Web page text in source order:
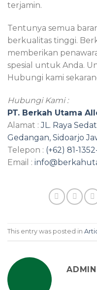
terjamin.
Tentunya semua
berkualitas tinggi.
memberikan
spesial untuk Anda.
Hubungi kami
Hubungi Kami :
PT. Berkah Utama
Alamat :JL. Raya
Gedangan, Sidoarjo
Telepon : (+62) 81-
Email :
This entry was posted in
ADMIN